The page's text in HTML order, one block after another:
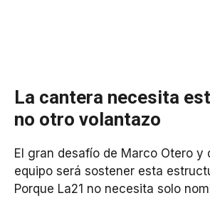
La cantera necesita
no otro volantazo
El gran desafío de Marco Otero y
equipo será sostener esta
Porque La21 no necesita solo